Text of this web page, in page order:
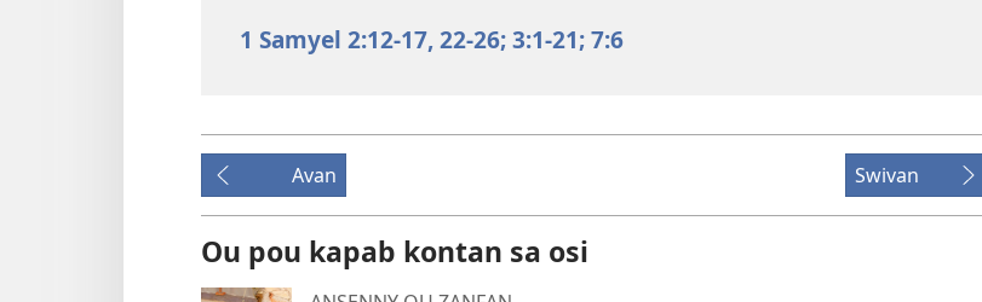
1 Samyel 2:12-17,22-26;3:1-21;7:6
Avan Swivan
Ou pou kapab kontan sa osi